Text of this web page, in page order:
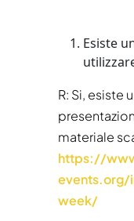
Esiste
R: Si, esiste
materiale
https://
events.org/
week/